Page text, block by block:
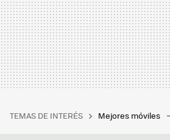
TEMAS DE INTERÉS Mejores móviles